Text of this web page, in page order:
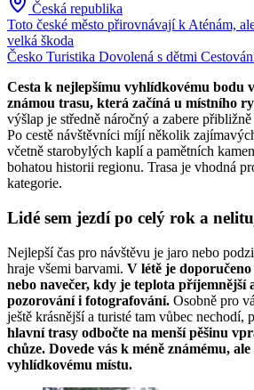
Česká republika
Toto české město přirovnávají k Aténám,
velká škoda
Česko Turistika Dovolená s dětmi
Cesta k nejlepšímu vyhlídkovému bodu
známou trasu, která začíná u místního
výšlap je středně náročný a zabere
Po cestě návštěvníci míjí několik
včetně starobylých kaplí a pamětních
bohatou historii regionu. Trasa je vhodná
kategorie.
Lidé sem jezdí po celý rok a
Nejlepší čas pro návštěvu je jaro nebo
hraje všemi barvami. V létě je
nebo navečer, kdy je teplota příjemnější
pozorování i fotografování. Osobně pro
ještě krásnější a turisté tam vůbec nechodí,
hlavní trasy odbočte na menší pěšinu
chůze. Dovede vás k méně známému,
vyhlídkovému místu.